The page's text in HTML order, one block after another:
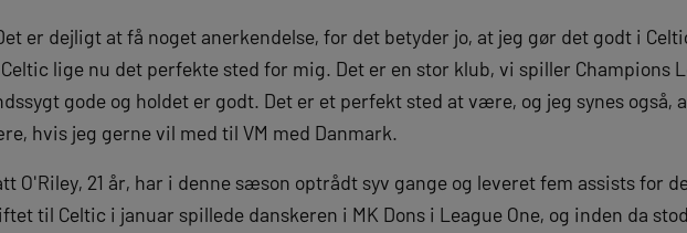
er dejligt at få noget anerkendelse, for det betyder jo, at jeg gør det godt i
lige nu det perfekte sted for mig. Det er en stor klub, vi spiller Champions
gode og holdet er godt. Det er et perfekt sted at være, og jeg synes også,
hvis jeg gerne vil med til VM med Danmark.
O'Riley, 21 år, har i denne sæson optrådt syv gange og leveret fem assists for
til Celtic i januar spillede danskeren i MK Dons i League One, og inden da